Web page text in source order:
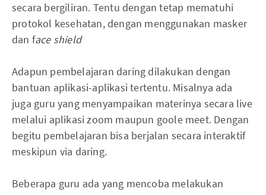
secara bergiliran. Tentu dengan tetap mematuhi
protokol kesehatan, dengan menggunakan masker
dan face shield
Adapun pembelajaran daring dilakukan dengan
bantuan aplikasi-aplikasi tertentu. Misalnya ada
juga guru yang menyampaikan materinya secara live
melalui aplikasi zoom maupun goole meet. Dengan
begitu pembelajaran bisa berjalan secara interaktif
meskipun via daring.
Beberapa guru ada yang mencoba melakukan